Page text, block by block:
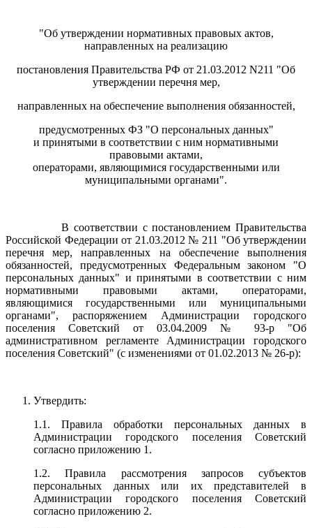
"Об утверждении нормативных правовых актов,
направленных на реализацию
постановления Правительства РФ от 21.03.2012 N211 "Об
утверждении перечня мер,
направленных на обеспечение выполнения обязанностей,
предусмотренных ФЗ "О персональных данных"
и принятыми в соответствии с ним нормативными
правовыми актами,
операторами, являющимися государственными или
муниципальными органами".
В соответствии с постановлением Правительства
Российской Федерации от 21.03.2012 № 211 "Об утверждении
перечня мер, направленных на обеспечение выполнения
обязанностей, предусмотренных Федеральным законом "О
персональных данных" и принятыми в соответствии с ним
нормативными правовыми актами, операторами,
являющимися государственными или муниципальными
органами", распоряжением Администрации городского
поселения Советский от 03.04.2009 № 93-р "Об
административном регламенте Администрации городского
поселения Советский" (с изменениями от 01.02.2013 № 26-р):
Утвердить:
1.1. Правила обработки персональных данных в
Администрации городского поселения Советский
согласно приложению 1.
1.2. Правила рассмотрения запросов субъектов
персональных данных или их представителей в
Администрации городского поселения Советский
согласно приложению 2.